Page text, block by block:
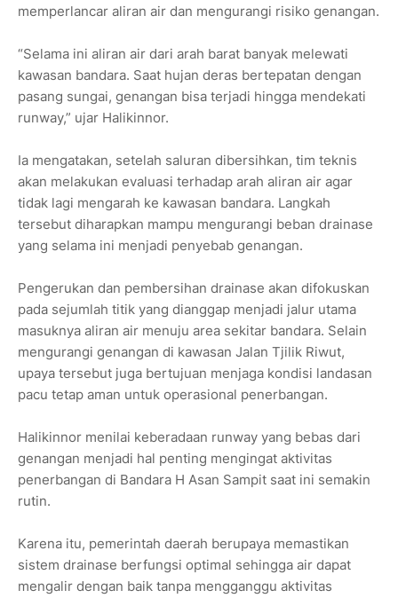
memperlancar aliran air dan mengurangi risiko genangan.
“Selama ini aliran air dari arah barat banyak melewati
kawasan bandara. Saat hujan deras bertepatan dengan
pasang sungai, genangan bisa terjadi hingga mendekati
runway,” ujar Halikinnor.
Ia mengatakan, setelah saluran dibersihkan, tim teknis
akan melakukan evaluasi terhadap arah aliran air agar
tidak lagi mengarah ke kawasan bandara. Langkah
tersebut diharapkan mampu mengurangi beban drainase
yang selama ini menjadi penyebab genangan.
Pengerukan dan pembersihan drainase akan difokuskan
pada sejumlah titik yang dianggap menjadi jalur utama
masuknya aliran air menuju area sekitar bandara. Selain
mengurangi genangan di kawasan Jalan Tjilik Riwut,
upaya tersebut juga bertujuan menjaga kondisi landasan
pacu tetap aman untuk operasional penerbangan.
Halikinnor menilai keberadaan runway yang bebas dari
genangan menjadi hal penting mengingat aktivitas
penerbangan di Bandara H Asan Sampit saat ini semakin
rutin.
Karena itu, pemerintah daerah berupaya memastikan
sistem drainase berfungsi optimal sehingga air dapat
mengalir dengan baik tanpa mengganggu aktivitas